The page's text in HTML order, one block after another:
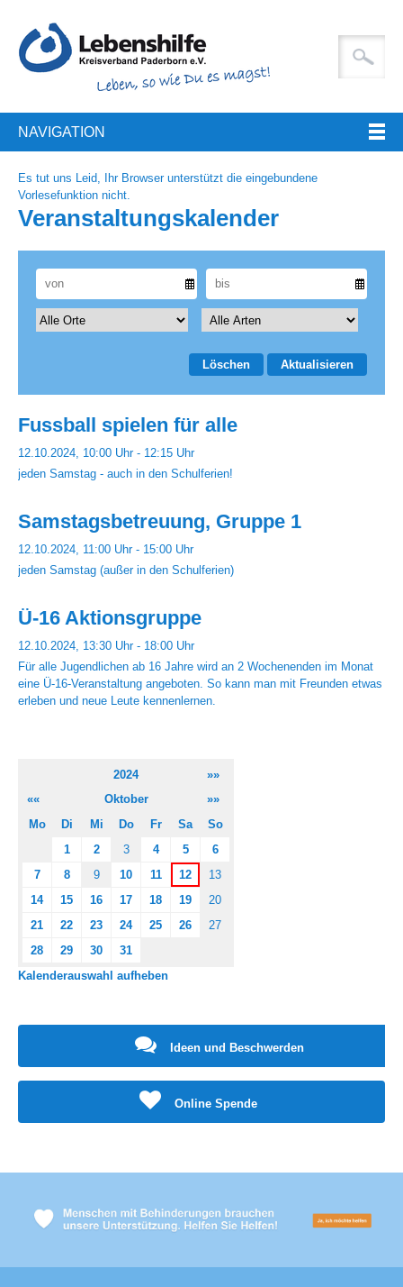
NAVIGATION
Es tut uns Leid, Ihr Browser unterstützt die eingebundene
Vorlesefunktion nicht.
Veranstaltungskalender
Löschen Aktualisieren
Fussball spielen für alle
12.10.2024, 10:00 Uhr - 12:15 Uhr
jeden Samstag - auch in den Schulferien!
Samstagsbetreuung, Gruppe 1
12.10.2024, 11:00 Uhr - 15:00 Uhr
jeden Samstag (außer in den Schulferien)
Ü-16 Aktionsgruppe
12.10.2024, 13:30 Uhr - 18:00 Uhr
Für alle Jugendlichen ab 16 Jahre wird an 2 Wochenenden im Monat
eine Ü-16-Veranstaltung angeboten. So kann man mit Freunden etwas
erleben und neue Leute kennenlernen.
2024
»»
««
Oktober
»»
Mo
Di Mi Do Fr Sa
So
1
2 3 4 5
6
7
8 9 10 11 12
13
14
15 16 17 18 19
20
21
22 23 24 25 26
27
28
29 30
31
Kalenderauswahl aufheben
Ideen und Beschwerden
Online Spende